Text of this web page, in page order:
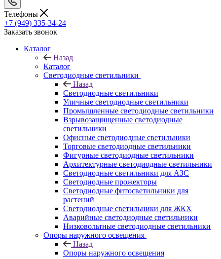
Телефоны
+7 (949) 335-34-24
Заказать звонок
Каталог
Назад
Каталог
Светодиодные светильники
Назад
Светодиодные светильники
Уличные светодиодные светильники
Промышленные светодиодные светильники
Взрывозащищенные светодиодные
светильники
Офисные светодиодные светильники
Торговые светодиодные светильники
Фигурные светодиодные светильники
Архитектурные светодиодные светильники
Светодиодные светильники для АЗС
Светодиодные прожекторы
Светодиодные фитосветильники для
растений
Светодиодные светильники для ЖКХ
Аварийные светодиодные светильники
Низковольтные светодиодные светильники
Опоры наружного освещения
Назад
Опоры наружного освещения